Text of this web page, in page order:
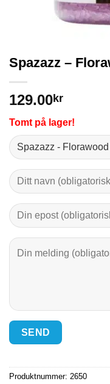
Spazazz –
129.00kr
Tomt på lager!
Produktnummer: 2650